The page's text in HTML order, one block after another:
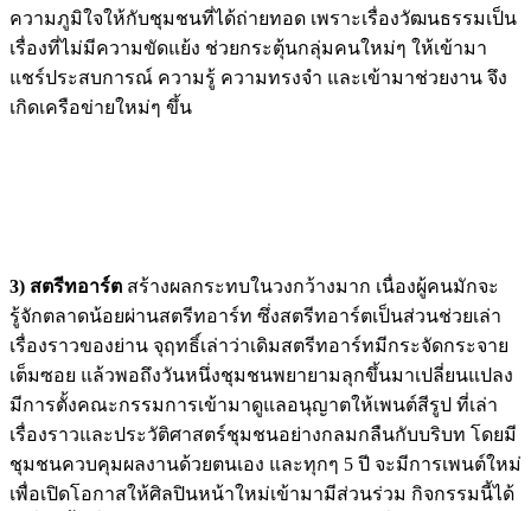
ความภูมิใจให้กับชุมชนที่ได้ถ่ายทอด เพราะเรื่องวัฒนธรรมเป็น
เรื่องที่ไม่มีความขัดแย้ง ช่วยกระตุ้นกลุ่มคนใหม่ๆ ให้เข้ามา
แชร์ประสบการณ์ ความรู้ ความทรงจำ และเข้ามาช่วยงาน จึง
เกิดเครือข่ายใหม่ๆ ขึ้น
3) สตรีทอาร์ต สร้างผลกระทบในวงกว้างมาก เนื่องผู้คนมักจะ
รู้จักตลาดน้อยผ่านสตรีทอาร์ท ซึ่งสตรีทอาร์ตเป็นส่วนช่วยเล่า
เรื่องราวของย่าน จุฤทธิ์เล่าว่าเดิมสตรีทอาร์ทมีกระจัดกระจาย
เต็มซอย แล้วพอถึงวันหนึ่งชุมชนพยายามลุกขึ้นมาเปลี่ยนแปลง
มีการตั้งคณะกรรมการเข้ามาดูแลอนุญาตให้เพนต์สีรูป ที่เล่า
เรื่องราวและประวัติศาสตร์ชุมชนอย่างกลมกลืนกับบริบท โดยมี
ชุมชนควบคุมผลงานด้วยตนเอง และทุกๆ 5 ปี จะมีการเพนต์ใหม่
เพื่อเปิดโอกาสให้ศิลปินหน้าใหม่เข้ามามีส่วนร่วม กิจกรรมนี้ได้